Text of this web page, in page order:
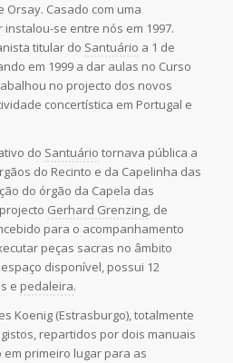
Casado com uma
instalou-se entre nós em 1997.
titular do Santuário a 1 de
em 1999 a dar aulas no Curso
no projecto dos novos
concertística em Portugal e
do Santuário tornava pública a
do Recinto e da Capelinha das
do órgão da Capela das
Gerhard Grenzing, de
para o acompanhamento
peças sacras no âmbito
disponível, possui 12
e pedaleira.
Koenig (Estrasburgo), totalmente
repartidos por dois manuais
em primeiro lugar para as